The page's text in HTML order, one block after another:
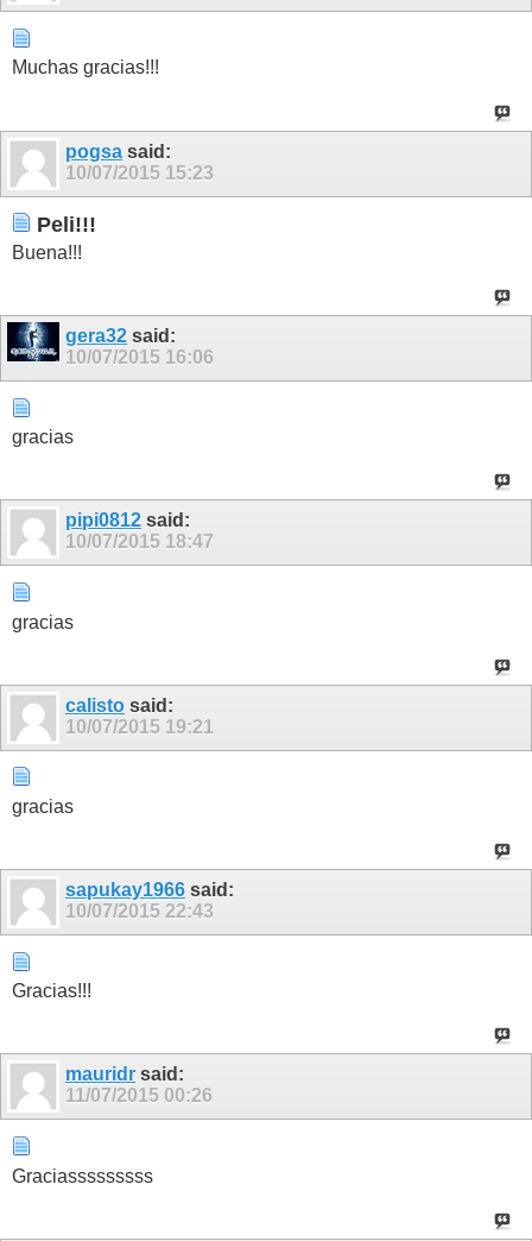
Muchas gracias!!!
pogsa said:
10/07/2015 15:23
Peli!!!
Buena!!!
gera32 said:
10/07/2015 16:06
gracias
pipi0812 said:
10/07/2015 18:47
gracias
calisto said:
10/07/2015 19:21
gracias
sapukay1966 said:
10/07/2015 22:43
Gracias!!!
mauridr said:
11/07/2015 00:26
Graciasssssssss